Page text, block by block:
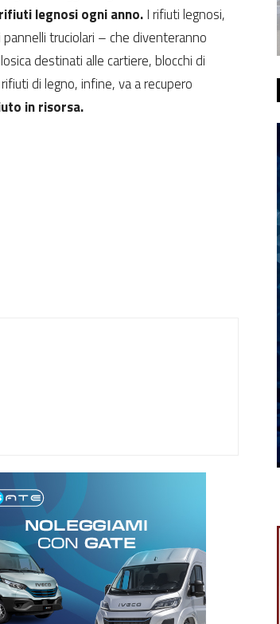
legnosi ogni anno.I rifiuti legnosi,
truciolari – che diventeranno
destinati alle cartiere, blocchi di
di legno, infine, va a recupero
in risorsa.